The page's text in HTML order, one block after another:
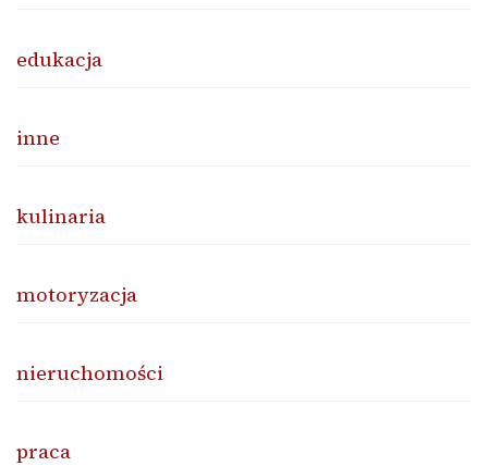
edukacja
inne
kulinaria
motoryzacja
nieruchomości
praca